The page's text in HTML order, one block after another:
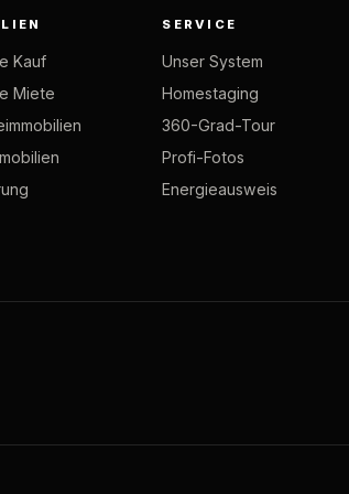
Kauf
Miete
SERVICE
Unser System
Homestaging
360-Grad-Tour
Profi-Fotos
Energieausweis